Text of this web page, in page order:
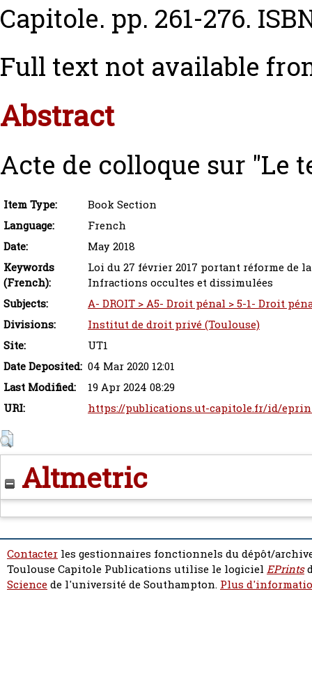
Capitole. pp. 261-276.
Full text not available
Abstract
Acte de colloque sur "Le
Item Type:
Book Section
Language:
French
Date:
May 2018
Keywords
(French):
Loi du 27 février 2017 portant réforme de
Infractions occultes et dissimulées
Subjects:
A- DROIT > A5- Droit pénal > 5-1- Droit
Divisions:
Institut de droit privé (Toulouse)
Site:
UT1
Date Deposited: 04 Mar 2020 12:01
Last Modified:
19 Apr 2024 08:29
URI:
https://publications.ut-capitole.fr/id/
Altmetric
Contacter les gestionnaires fonctionnels du dépôt/
Toulouse Capitole Publications utilise le logiciel EPrints
Sciencede l'université de Southampton. Plus